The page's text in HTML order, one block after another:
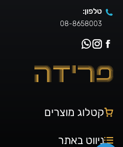
טלפון:
08-8658003
קטלוג מוצרים
ניווט באתר